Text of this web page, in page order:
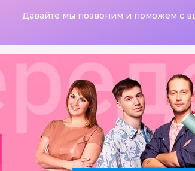
Давайте мы позвоним и поможем с